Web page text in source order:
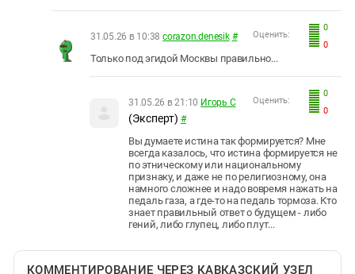
0
0
Оценить:
31.05.26 в 10:38 corazon.denesik #
Только под эгидой Москвы правильно...
0
0
Оценить:
31.05.26 в 21:10 Игорь С
(Эксперт) #
Вы думаете истина так формируется? Мне
всегда казалось, что истина формируется не
по этническому или национальному
признаку, и даже не по религиозному, она
намного сложнее и надо вовремя нажать на
педаль газа, а где-то на педаль тормоза. Кто
знает правильный ответ о будущем - либо
гений, либо глупец, либо плут...
КОММЕНТИРОВАНИЕ ЧЕРЕЗ КАВКАЗСКИЙ УЗЕЛ